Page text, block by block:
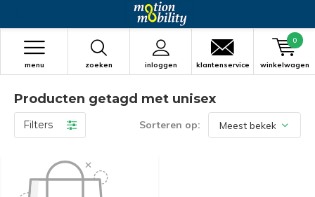
zoeken inloggen
menu klantenservice winkelwagen
0
Producten getagd met unisex
Filters Sorteren op: